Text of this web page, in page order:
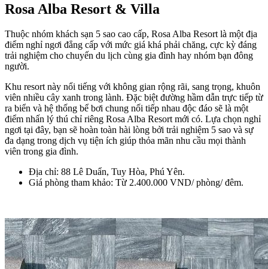
Rosa Alba Resort & Villa
Thuộc nhóm khách sạn 5 sao cao cấp, Rosa Alba Resort là một địa
điểm nghỉ ngơi đẳng cấp với mức giá khá phải chăng, cực kỳ đáng
trải nghiệm cho chuyến du lịch cùng gia đình hay nhóm bạn đông
người.
Khu resort này nổi tiếng với không gian rộng rãi, sang trọng, khuôn
viên nhiều cây xanh trong lành. Đặc biệt đường hầm dẫn trực tiếp từ
ra biển và hệ thống bể bơi chung nối tiếp nhau độc đáo sẽ là một
điểm nhấn lý thú chỉ riêng Rosa Alba Resort mới có. Lựa chọn nghỉ
ngơi tại đây, bạn sẽ hoàn toàn hài lòng bởi trải nghiệm 5 sao và sự
đa dạng trong dịch vụ tiện ích giúp thỏa mãn nhu cầu mọi thành
viên trong gia đình.
Địa chỉ: 88 Lê Duẩn, Tuy Hòa, Phú Yên.
Giá phòng tham khảo: Từ 2.400.000 VND/ phòng/ đêm.